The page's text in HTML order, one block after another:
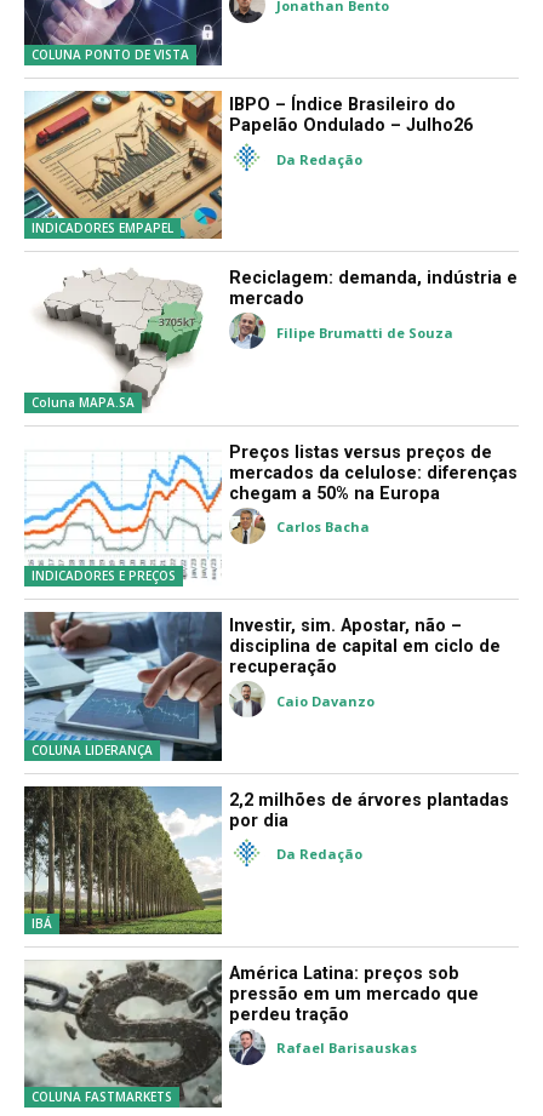
COLUNA PONTO DE VISTA
Jonathan Bento
INDICADORES EMPAPEL
IBPO – Índice Brasileiro do
Papelão Ondulado – Julho26
Da Redação
Coluna MAPA.SA
Reciclagem: demanda, indústria e
mercado
Filipe Brumatti de Souza
INDICADORES E PREÇOS
Preços listas versus preços de
mercados da celulose: diferenças
chegam a 50% na Europa
Carlos Bacha
COLUNA LIDERANÇA
Investir, sim. Apostar, não –
disciplina de capital em ciclo de
recuperação
Caio Davanzo
IBÁ
2,2 milhões de árvores plantadas
por dia
Da Redação
COLUNA FASTMARKETS
América Latina: preços sob
pressão em um mercado que
perdeu tração
Rafael Barisauskas